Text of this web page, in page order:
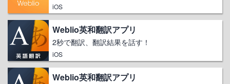
iOS
Weblio英和翻訳アプリ
2秒で翻訳、翻訳結果を話す！
iOS
Weblio英和翻訳アプリ